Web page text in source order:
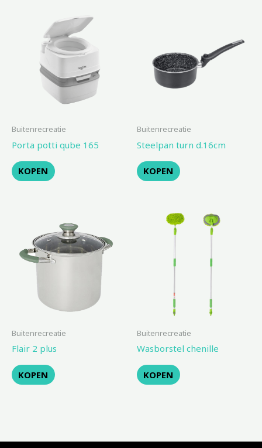
Buitenrecreatie
Porta potti qube 165
KOPEN
Buitenrecreatie
Steelpan turn d.16cm
KOPEN
Buitenrecreatie
Flair 2 plus
KOPEN
Buitenrecreatie
Wasborstel chenille
KOPEN